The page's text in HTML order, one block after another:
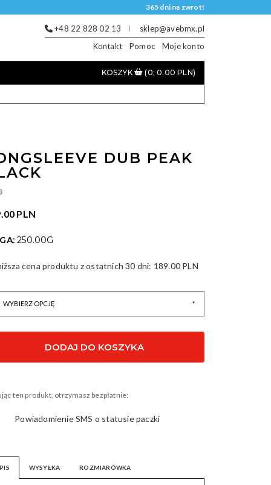
365 dni na zwrot!
+48 22 828 02 13
sklep@avebmx.pl
Kontakt
Pomoc Moje konto
KOSZYK (0; 0.00 PLN)
DUB PEAK
PLN
250.00G
cena produktu z ostatnich 30 dni: 189.00 PLN
DODAJ DO KOSZYKA
ten produkt, otrzymasz bezpłatnie:
Powiadomienie SMS o statusie paczki
WYSYŁKA ROZMIARÓWKA